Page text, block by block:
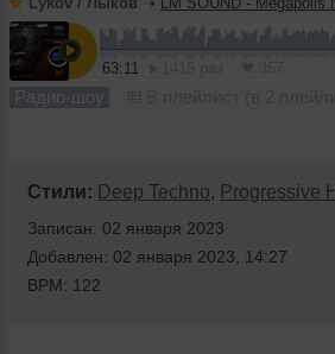
63:11
Радио-шоу
Стили: Deep Techno, Progressive
Записан: 02 января 2023
Добавлен: 02 января 2023, 14:27
BPM: 122